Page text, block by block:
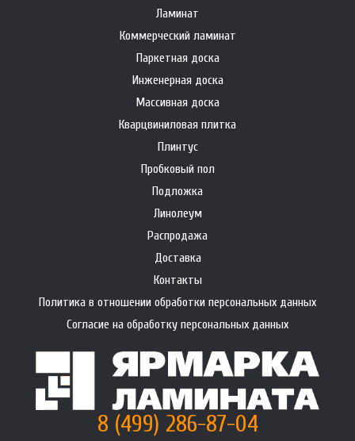
Ламинат
Коммерческий ламинат
Паркетная доска
Инженерная доска
Массивная доска
Кварцвиниловая плитка
Плинтус
Пробковый пол
Подложка
Линолеум
Распродажа
Доставка
Контакты
Политика в отношении обработки персональных данных
Согласие на обработку персональных данных
8 (499) 286-87-04